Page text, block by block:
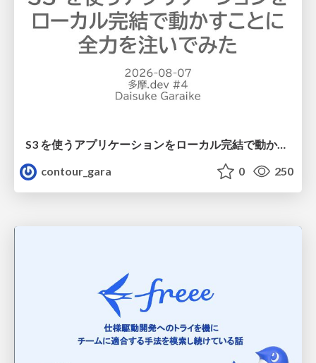
S3 を使うアプリケーションをローカル完結で動かすことに全力を注いでみた / Running S3 Apps Offline
contour_gara
0 250